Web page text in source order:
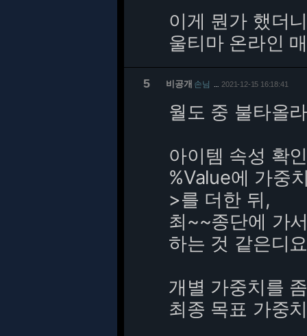
이게 뭔가 했더
울티마 온라인
5 비공개 손님 2021-12-15 16:18:41
월도 중 불타올
아이템 속성 확
%Value에 가중
>를 더한 뒤,
최~~종단에 가
하는 것 같은디
개별 가중치를
최종 목표 가중